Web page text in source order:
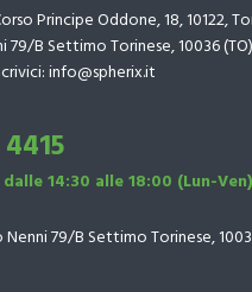
Principe Oddone, 18, 10122,
B Settimo Torinese, 10036 (TO)
info@spherix.it
14:30 alle 18:00 (Lun-Ven)
79/B Settimo Torinese,